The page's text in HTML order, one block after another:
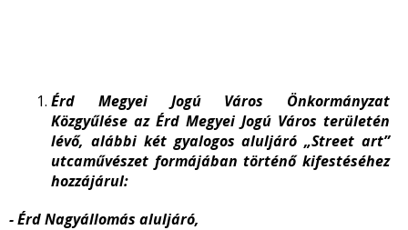
Érd Megyei Jogú Város Önkormányzat
Közgyűlése az Érd Megyei Jogú Város területén
lévő, alábbi két gyalogos aluljáró „Street art”
utcaművészet formájában történő kifestéséhez
hozzájárul:
- Érd Nagyállomás aluljáró,